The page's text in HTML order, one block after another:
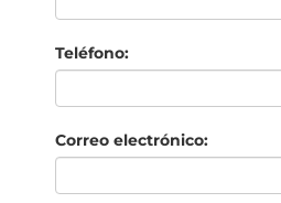
Teléfono:
Correo electrónico: